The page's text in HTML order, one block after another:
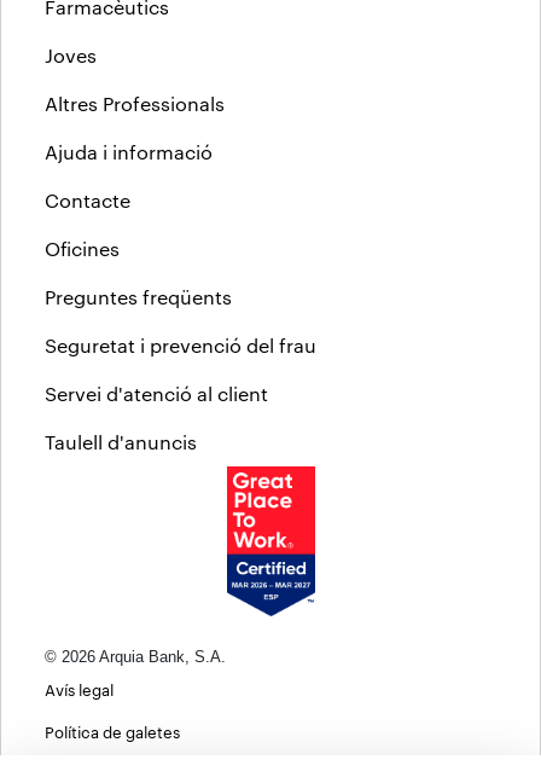
Farmacèutics
Joves
Altres Professionals
Ajuda i informació
Contacte
Oficines
Preguntes freqüents
Seguretat i prevenció del frau
Servei d'atenció al client
Taulell d'anuncis
© 2026 Arquia Bank, S.A.
Avís legal
Política de galetes